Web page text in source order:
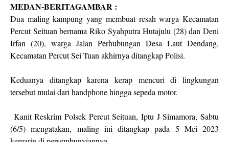
MEDAN-BERITAGAMBAR :
Dua maling kampung yang membuat resah warga Kecamatan
Percut Seituan bernama Riko Syahputra Hutajulu (28) dan Deni
Irfan (20), warga Jalan Perhubungan Desa Laut Dendang,
Kecamatan Percut Sei Tuan akhirnya ditangkap Polisi.
Keduanya ditangkap karena kerap mencuri di lingkungan
tersebut mulai dari handphone hingga sepeda motor.
Kanit Reskrim Polsek Percut Seituan, Iptu J Simamora, Sabtu
(6/5) mengatakan, maling ini ditangkap pada 5 Mei 2023